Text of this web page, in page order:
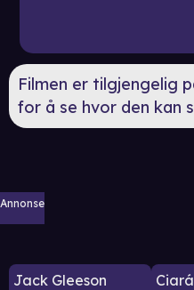
Filmen er tilgjengelig
for å se hvor den kan
Annonse
Jack Gleeson